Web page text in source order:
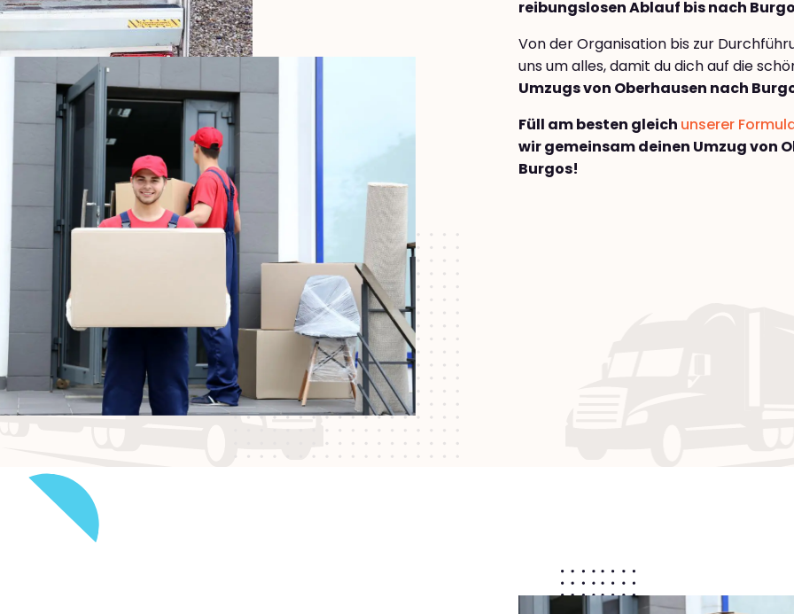
reibungslosen Ablauf bis nach
Von der Organisation bis zur
uns um alles, damit du dich auf die
Umzugs von Oberhausen nach
Füll am besten gleich unserer
wir gemeinsam deinen Umzug von
Burgos!